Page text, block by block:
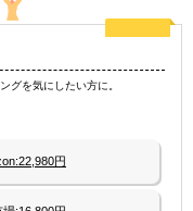
グを気にしたい方に。
円